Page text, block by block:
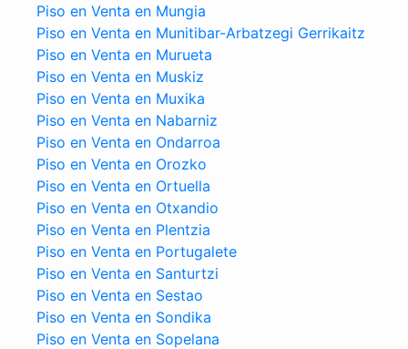
Piso en Venta en Mungia
Piso en Venta en Munitibar-Arbatzegi Gerrikaitz
Piso en Venta en Murueta
Piso en Venta en Muskiz
Piso en Venta en Muxika
Piso en Venta en Nabarniz
Piso en Venta en Ondarroa
Piso en Venta en Orozko
Piso en Venta en Ortuella
Piso en Venta en Otxandio
Piso en Venta en Plentzia
Piso en Venta en Portugalete
Piso en Venta en Santurtzi
Piso en Venta en Sestao
Piso en Venta en Sondika
Piso en Venta en Sopelana